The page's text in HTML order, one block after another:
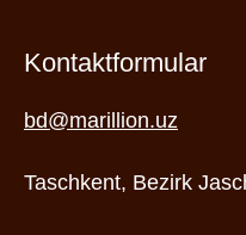
Kontaktformular
bd@marillion.uz
Taschkent, Bezirk